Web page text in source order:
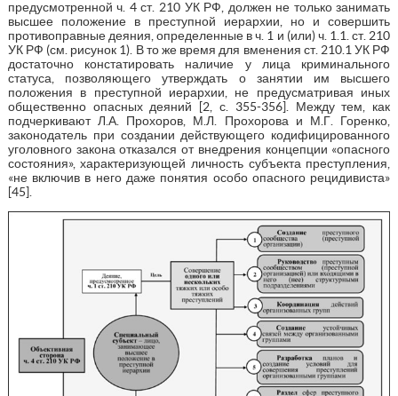
предусмотренной ч. 4 ст. 210 УК РФ, должен не только занимать
высшее положение в преступной иерархии, но и совершить
противоправные деяния, определенные в ч. 1 и (или) ч. 1.1. ст. 210
УК РФ (см. рисунок 1). В то же время для вменения ст. 210.1 УК РФ
достаточно констатировать наличие у лица криминального
статуса, позволяющего утверждать о занятии им высшего
положения в преступной иерархии, не предусматривая иных
общественно опасных деяний [2, с. 355-356]. Между тем, как
подчеркивают Л.А. Прохоров, М.Л. Прохорова и М.Г. Горенко,
законодатель при создании действующего кодифицированного
уголовного закона отказался от внедрения концепции «опасного
состояния», характеризующей личность субъекта преступления,
«не включив в него даже понятия особо опасного рецидивиста»
[45].